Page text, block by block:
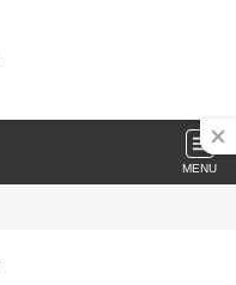
MENU